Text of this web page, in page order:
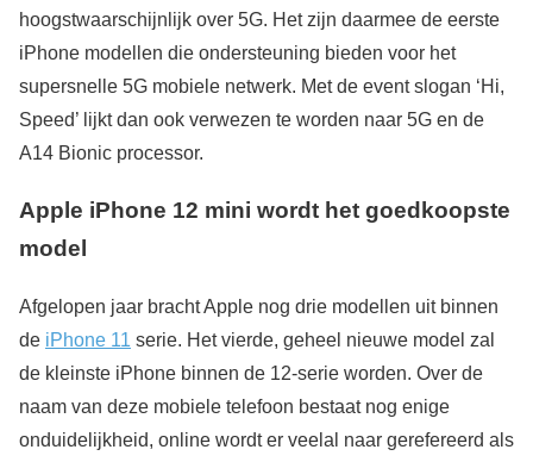
hoogstwaarschijnlijk over 5G. Het zijn daarmee de eerste
iPhone modellen die ondersteuning bieden voor het
supersnelle 5G mobiele netwerk. Met de event slogan ‘Hi,
Speed’ lijkt dan ook verwezen te worden naar 5G en de
A14 Bionic processor.
Apple iPhone 12 mini wordt het goedkoopste
model
Afgelopen jaar bracht Apple nog drie modellen uit binnen
de iPhone 11 serie. Het vierde, geheel nieuwe model zal
de kleinste iPhone binnen de 12-serie worden. Over de
naam van deze mobiele telefoon bestaat nog enige
onduidelijkheid, online wordt er veelal naar gerefereerd als